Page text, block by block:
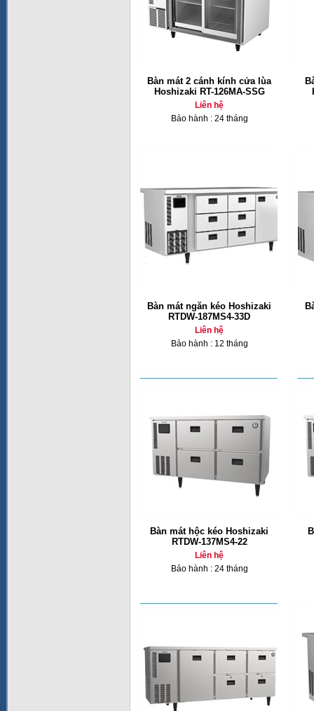
Bàn mát 2 cánh kính cửa lùa
Hoshizaki RT-126MA-SSG
Liên hệ
Bảo hành : 24 tháng
Bàn mát ngăn kéo Hoshizaki
RTDW-187MS4-33D
Liên hệ
Bảo hành : 12 tháng
Bàn mát hộc kéo Hoshizaki
RTDW-137MS4-22
Liên hệ
Bảo hành : 24 tháng